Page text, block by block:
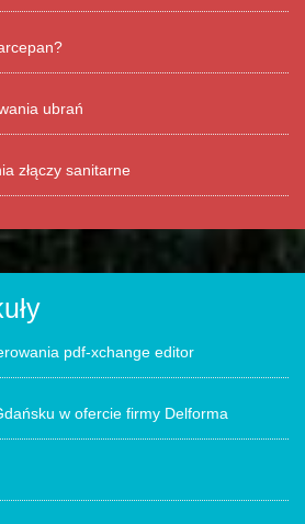
ubrań
złączy sanitarne
pdf-xchange editor
w ofercie firmy Delforma